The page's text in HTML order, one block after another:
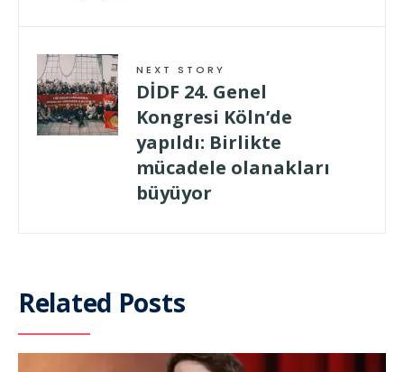
NEXT STORY
DİDF 24. Genel
Kongresi Köln’de
yapıldı: Birlikte
mücadele olanakları
büyüyor
Related Posts